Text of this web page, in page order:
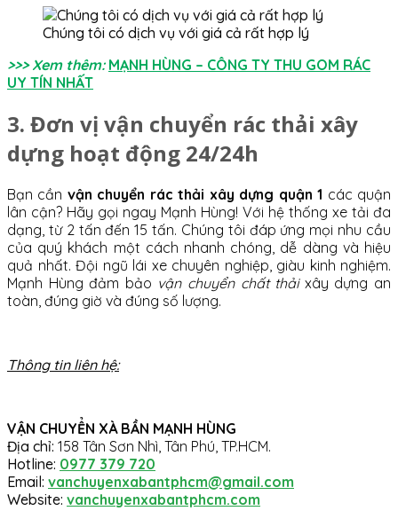
Chúng tôi có dịch vụ với giá cả rất hợp lý
>>> Xem thêm: MẠNH HÙNG – CÔNG TY THU GOM RÁC
UY TÍN NHẤT
3. Đơn vị vận chuyển rác thải xây
dựng hoạt động 24/24h
Bạn cần vận chuyển rác thải xây dựng quận 1 các quận
lân cận? Hãy gọi ngay Mạnh Hùng! Với hệ thống xe tải đa
dạng, từ 2 tấn đến 15 tấn. Chúng tôi đáp ứng mọi nhu cầu
của quý khách một cách nhanh chóng, dễ dàng và hiệu
quả nhất. Đội ngũ lái xe chuyên nghiệp, giàu kinh nghiệm.
Mạnh Hùng đảm bảo vận chuyển chất thải xây dựng an
toàn, đúng giờ và đúng số lượng.
Thông tin liên hệ:
VẬN CHUYỂN XÀ BẦN MẠNH HÙNG
Địa chỉ: 158 Tân Sơn Nhì, Tân Phú, TP.HCM.
Hotline: 0977 379 720
Email: vanchuyenxabantphcm@gmail.com
Website: vanchuyenxabantphcm.com